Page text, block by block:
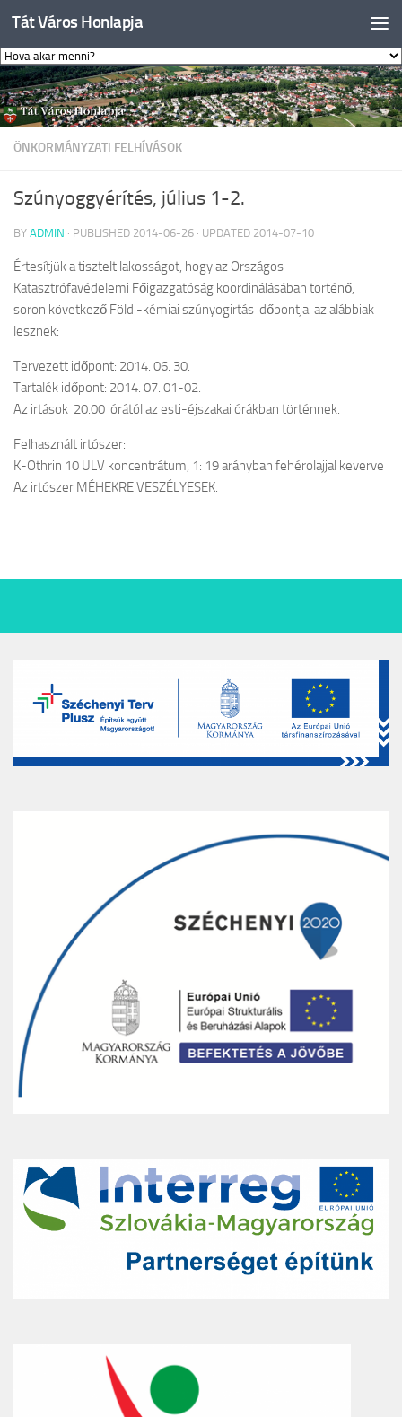
Skip to content
Tát Város Honlapja
ÖNKORMÁNYZATI FELHÍVÁSOK
Szúnyoggyérítés, július 1-2.
BY ADMIN · PUBLISHED 2014-06-26 · UPDATED 2014-07-10
Értesítjük a tisztelt lakosságot, hogy az Országos
Katasztrófavédelemi Főigazgatóság koordinálásában történő,
soron következő Földi-kémiai szúnyogirtás időpontjai az alábbiak
lesznek:
Tervezett időpont: 2014. 06. 30.
Tartalék időpont: 2014. 07. 01-02.
Az irtások 20.00 órától az esti-éjszakai órákban történnek.
Felhasznált irtószer:
K-Othrin 10 ULV koncentrátum, 1: 19 arányban fehérolajjal keverve
Az irtószer MÉHEKRE VESZÉLYESEK.